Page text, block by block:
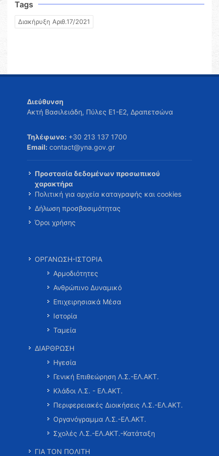
Tags
Διακήρυξη Αριθ.17/2021
Διεύθυνση
Ακτή Βασιλειάδη, Πύλες Ε1-Ε2, Δραπετσώνα
Τηλέφωνο: +30 213 137 1700
Email: contact@yna.gov.gr
Προστασία δεδομένων προσωπικού
χαρακτήρα
Πολιτική για αρχεία καταγραφής και cookies
Δήλωση προσβασιμότητας
Όροι χρήσης
ΟΡΓΑΝΩΣΗ-ΙΣΤΟΡΙΑ
Αρμοδιότητες
Ανθρώπινο Δυναμικό
Επιχειρησιακά Μέσα
Ιστορία
Ταμεία
ΔΙΑΡΘΡΩΣΗ
Ηγεσία
Γενική Επιθεώρηση Λ.Σ.-ΕΛ.ΑΚΤ.
Κλάδοι Λ.Σ. - ΕΛ.ΑΚΤ.
Περιφερειακές Διοικήσεις Λ.Σ.-ΕΛ.ΑΚΤ.
Οργανόγραμμα Λ.Σ.-ΕΛ.ΑΚΤ.
Σχολές Λ.Σ.-ΕΛ.ΑΚΤ.-Κατάταξη
ΓΙΑ ΤΟΝ ΠΟΛΙΤΗ